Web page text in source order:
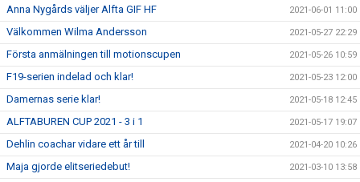
Anna Nygårds väljer Alfta GIF HF 2021-06-01 11:00
Välkommen Wilma Andersson 2021-05-27 22:29
Första anmälningen till motionscupen 2021-05-26 10:59
F19-serien indelad och klar! 2021-05-23 12:00
Damernas serie klar! 2021-05-18 12:45
ALFTABUREN CUP 2021 - 3 i 1 2021-05-17 19:07
Dehlin coachar vidare ett år till 2021-04-20 10:26
Maja gjorde elitseriedebut! 2021-03-10 13:58